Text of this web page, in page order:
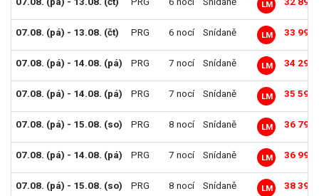
LM
07.08. (pá) - 13.08. (čt) PRG 6 nocí Snídaně LM 33 990
07.08. (pá) - 14.08. (pá) PRG 7 nocí Snídaně LM 34 290
07.08. (pá) - 14.08. (pá) PRG 7 nocí Snídaně LM 35 590
07.08. (pá) - 15.08. (so) PRG 8 nocí Snídaně LM 36 790
07.08. (pá) - 14.08. (pá) PRG 7 nocí Snídaně LM 36 990
07.08. (pá) - 15.08. (so) PRG 8 nocí Snídaně LM 38 390